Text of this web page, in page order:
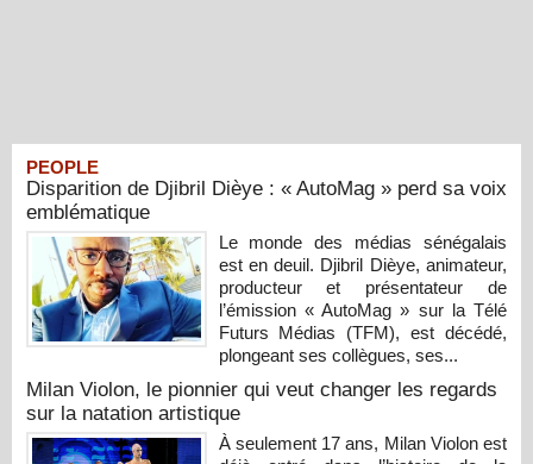
PEOPLE
Disparition de Djibril Dièye : « AutoMag » perd sa voix
emblématique
Le monde des médias sénégalais
est en deuil. Djibril Dièye, animateur,
producteur et présentateur de
l’émission « AutoMag » sur la Télé
Futurs Médias (TFM), est décédé,
plongeant ses collègues, ses...
Milan Violon, le pionnier qui veut changer les regards
sur la natation artistique
À seulement 17 ans, Milan Violon est